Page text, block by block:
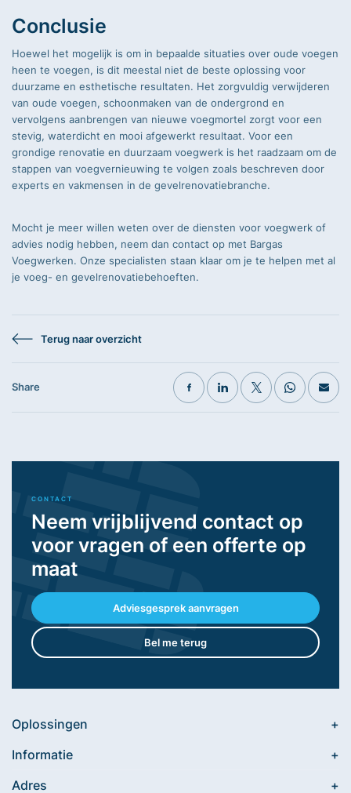
Conclusie
Hoewel het mogelijk is om in bepaalde situaties over oude voegen
heen te voegen, is dit meestal niet de beste oplossing voor
duurzame en esthetische resultaten. Het zorgvuldig verwijderen
van oude voegen, schoonmaken van de ondergrond en
vervolgens aanbrengen van nieuwe voegmortel zorgt voor een
stevig, waterdicht en mooi afgewerkt resultaat. Voor een
grondige renovatie en duurzaam voegwerk is het raadzaam om de
stappen van voegvernieuwing te volgen zoals beschreven door
experts en vakmensen in de gevelrenovatiebranche.
Mocht je meer willen weten over de diensten voor voegwerk of
advies nodig hebben, neem dan contact op met Bargas
Voegwerken. Onze specialisten staan klaar om je te helpen met al
je voeg- en gevelrenovatiebehoeften.
Terug naar overzicht
Share
CONTACT
Neem vrijblijvend contact op
voor vragen of een offerte op
maat
Adviesgesprek aanvragen
Bel me terug
Oplossingen
Informatie
Adres